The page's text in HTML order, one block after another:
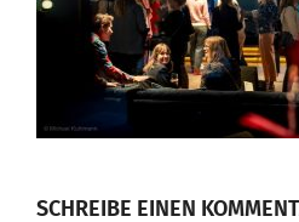
SCHREIBE EINEN